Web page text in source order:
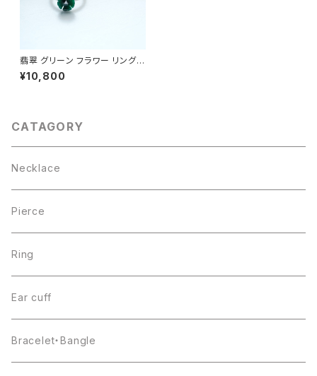
翡翠 グリーン フラワー リング
シルバー925
¥10,800
CATAGORY
Necklace
Pierce
Ring
Ear cuff
Bracelet・Bangle